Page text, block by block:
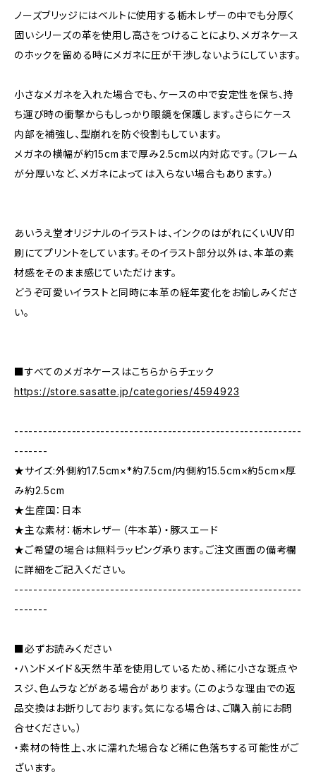
ノーズブリッジにはベルトに使用する栃木レザーの中でも分厚く
固いシリーズの革を使用し高さをつけることにより、メガネケース
のホックを留める時にメガネに圧が干渉しないようにしています。
小さなメガネを入れた場合でも、ケースの中で安定性を保ち、持
ち運び時の衝撃からもしっかり眼鏡を保護します。さらにケース
内部を補強し、型崩れを防ぐ役割もしています。
メガネの横幅が約15cmまで厚み2.5cm以内対応です。（フレーム
が分厚いなど、メガネによっては入らない場合もあります。）
あいうえ堂オリジナルのイラストは、インクのはがれにくいUV印
刷にてプリントをしています。そのイラスト部分以外は、本革の素
材感をそのまま感じていただけます。
どうぞ可愛いイラストと同時に本革の経年変化をお愉しみくださ
い。
■すべてのメガネケースはこちらからチェック
https://store.sasatte.jp/categories/4594923
------------------------------------------------------------
-------
★サイズ:外側約17.5cm×*約7.5cm/内側約15.5cm×約5cm×厚
み約2.5cm
★生産国：日本
★主な素材：栃木レザー（牛本革）・豚スエード
★ご希望の場合は無料ラッピング承ります。ご注文画面の備考欄
に詳細をご記入ください。
------------------------------------------------------------
-------
■必ずお読みください
・ハンドメイド＆天然牛革を使用しているため、稀に小さな斑点や
スジ、色ムラなどがある場合があります。（このような理由での返
品交換はお断りしております。気になる場合は、ご購入前にお問
合せください。）
・素材の特性上、水に濡れた場合など稀に色落ちする可能性がご
ざいます。